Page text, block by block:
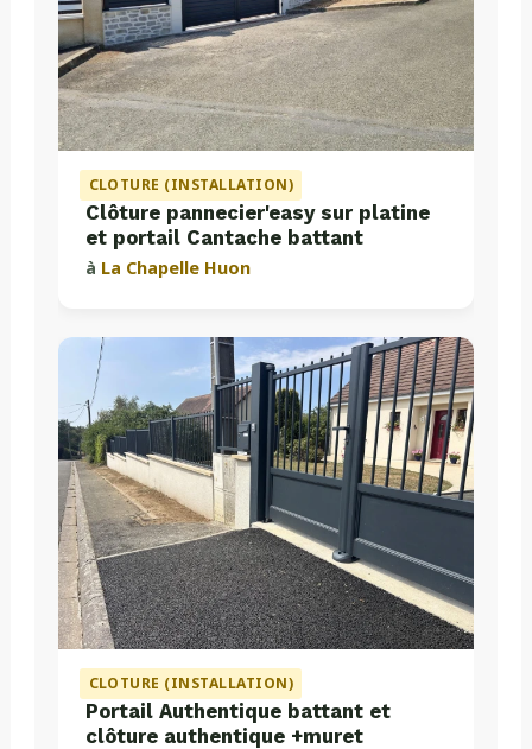
CLOTURE (INSTALLATION)
Clôture pannecier'easy sur platine
et portail Cantache battant
à La Chapelle Huon
CLOTURE (INSTALLATION)
Portail Authentique battant et
clôture authentique +muret